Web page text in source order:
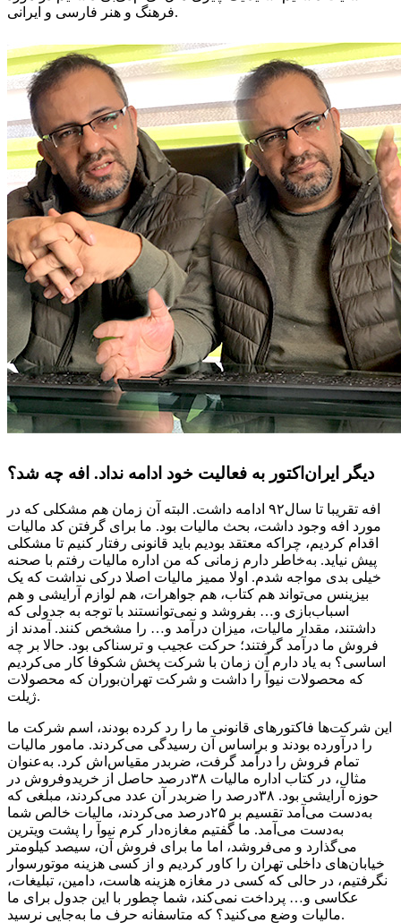
فرهنگ و هنر فارسی و ایرانی.
دیگر ایران‌اکتور به فعالیت خود ادامه نداد. افه چه شد؟
افه تقریبا تا سال۹۲ ادامه داشت. البته آن زمان هم مشکلی که در
مورد افه وجود داشت، بحث مالیات بود. ما برای گرفتن کد مالیات
اقدام کردیم، چراکه معتقد بودیم باید قانونی رفتار کنیم تا مشکلی
پیش نیاید. به‌خاطر دارم زمانی که من اداره مالیات رفتم با صحنه
خیلی بدی مواجه شدم. اولا ممیز مالیات اصلا درکی نداشت که یک
بیزینس می‌تواند هم کتاب، هم جواهرات، هم لوازم آرایشی و هم
اسباب‌بازی و… بفروشد و نمی‌توانستند با توجه به جدولی که
داشتند، مقدار مالیات، میزان درآمد و… را مشخص کنند. آمدند از
فروش‌ ما درآمد گرفتند؛ حرکت عجیب و ترسناکی بود. حالا بر چه
اساسی؟ به یاد دارم آن زمان با شرکت پخش شکوفا کار می‌کردیم
که محصولات نیوآ را داشت و شرکت تهران‌بوران که محصولات
ژیلت.
این شرکت‌ها فاکتورهای قانونی ما را رد کرده بودند، اسم شرکت ما
را درآورده بودند و براساس آن رسیدگی می‌کردند. مامور مالیات
تمام فروش را درآمد گرفت، ضربدر مقیاس‌اش کرد. به‌عنوان
مثال، در کتاب اداره مالیات ۳۸درصد حاصل از خریدوفروش در
حوزه آرایشی بود. ۳۸درصد را ضربدر آن عدد می‌کردند، مبلغی که
به‌دست می‌آمد تقسیم بر ۲۵درصد می‌کردند، مالیات خالص شما
به‌دست می‌آمد. ما گفتیم مغازه‌‌دار کرم نیوآ را پشت ویترین
می‌گذارد و می‌فروشد، اما ما برای فروش آن، سیصد کیلومتر
خیابان‌های داخلی تهران را کاور کردیم و از کسی هزینه موتورسوار
نگرفتیم، در حالی که کسی در مغازه هزینه هاست، دامین، تبلیغات،
عکاسی و… پرداخت نمی‌کند، شما چطور با این جدول برای ما
مالیات وضع می‌کنید؟ که متاسفانه حرف ما به‌جایی نرسید.